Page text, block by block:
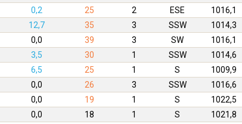
0,2 25 2 ESE 1016,1
12,7 35 3 SSW 1014,3
0,0 39 3 SW 1016,1
3,5 30 1 SSW 1014,6
6,5 25 1 S 1009,9
0,0 26 3 SSW 1016,6
0,0 19 1 S 1022,5
0,0 18 1 S 1021,8